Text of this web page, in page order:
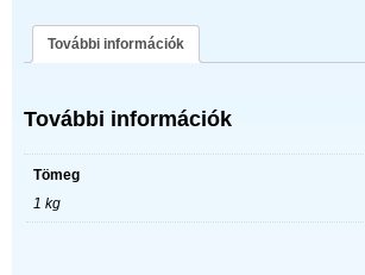
További információk
További információk
Tömeg
1 kg